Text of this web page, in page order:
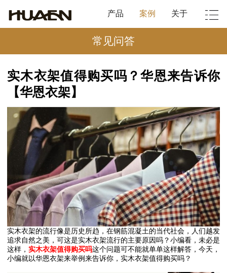
产品 案例 关于
常见问答
实木衣架值得购买吗？华恩来告诉你
【华恩衣架】
实木衣架的流行像是历史所趋，在钢筋混凝土的当代社会，人们越发
追求自然之美，可这是实木衣架流行的主要原因吗？小编看，未必是
这样， 实木衣架值得购买吗这个问题可不能就单单这样解答，今天，
小编就以华恩衣架来举例来告诉你，实木衣架值得购买吗？